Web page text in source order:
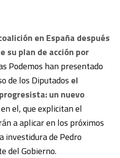
en España después
su plan de acción por
Podemos han presentado
de los Diputados el
un nuevo
en el, que explicitan el
a aplicar en los próximos
investidura de Pedro
del Gobierno.